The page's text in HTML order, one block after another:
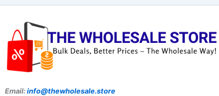
Email:info@thewholesale.store